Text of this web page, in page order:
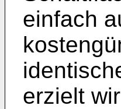
einfach
erzielt